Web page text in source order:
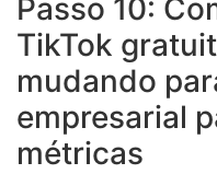
Passo 10:
TikTok
mudando
empresarial
métricas